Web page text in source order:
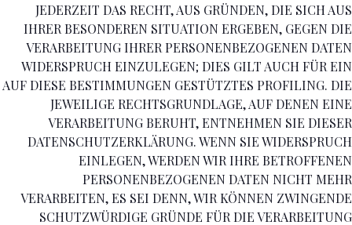
JEDERZEIT DAS RECHT, AUS GRÜNDEN, DIE SICH AUS
IHRER BESONDEREN SITUATION ERGEBEN, GEGEN DIE
VERARBEITUNG IHRER PERSONENBEZOGENEN DATEN
WIDERSPRUCH EINZULEGEN; DIES GILT AUCH FÜR EIN
AUF DIESE BESTIMMUNGEN GESTÜTZTES PROFILING. DIE
JEWEILIGE RECHTSGRUNDLAGE, AUF DENEN EINE
VERARBEITUNG BERUHT, ENTNEHMEN SIE DIESER
DATENSCHUTZERKLÄRUNG. WENN SIE WIDERSPRUCH
EINLEGEN, WERDEN WIR IHRE BETROFFENEN
PERSONENBEZOGENEN DATEN NICHT MEHR
VERARBEITEN, ES SEI DENN, WIR KÖNNEN ZWINGENDE
SCHUTZWÜRDIGE GRÜNDE FÜR DIE VERARBEITUNG